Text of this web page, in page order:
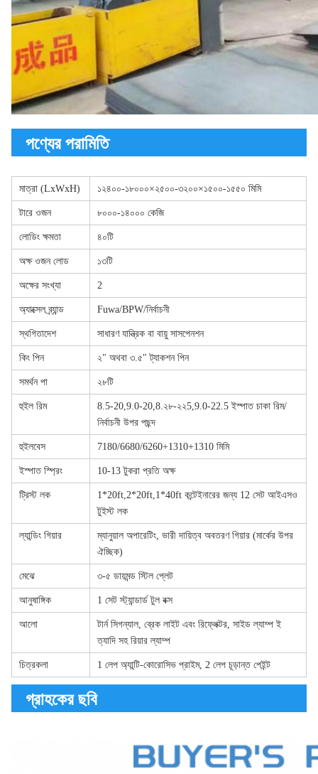
পণ্যের পরামিতি
মাত্রা (LxWxH) ১২৪০০-১৮০০০×২৫০০-৩২০০×১৫০০-১৫৫০ মিমি
টারে ওজন ৮০০০-১৪০০০ কেজি
লোডিং ক্ষমতা ৪০টি
অক্ষ ওজন লোড ১৩টি
অক্ষের সংখ্যা 2
অ্যাক্সেল ব্র্যান্ড Fuwa/BPW/নির্বাচনী
স্থগিতাদেশ সাধারণ যান্ত্রিক বা বায়ু সাসপেনশন
কিং পিন ২" অথবা ৩.৫" ট্যাকশন পিন
সমর্থন পা ২৮টি
হুইল রিম
8.5-20,9.0-20,8.২৮-২২5,9.0-22.5 ইস্পাত চাকা রিম/
নির্বাচনী উপর পছন্দ
হুইলবেস 7180/6680/6260+1310+1310 মিমি
ইস্পাত স্প্রিং 10-13 টুকরা প্রতি অক্ষ
ট্রিস্ট লক
1*20ft,2*20ft,1*40ft কন্টেইনারের জন্য 12 সেট আইএসও
টুইস্ট লক
ল্যান্ডিং গিয়ার
ম্যানুয়াল অপারেটিং, ভারী দায়িত্ব অবতরণ গিয়ার (মার্কের উপর
ঐচ্ছিক)
মেঝে ৩-৫ ডায়মন্ড স্টিল প্লেট
আনুষাঙ্গিক 1 সেট স্ট্যান্ডার্ড টুল বক্স
আলো
টার্ন সিগন্যাল, ব্রেক লাইট এবং রিফ্লেক্টর, সাইড ল্যাম্প ই
ত্যাদি সহ রিয়ার ল্যাম্প
চিত্রকলা 1 লেপ অ্যান্টি-কোরোসিভ প্রাইম, 2 লেপ চূড়ান্ত পেইন্ট
গ্রাহকের ছবি